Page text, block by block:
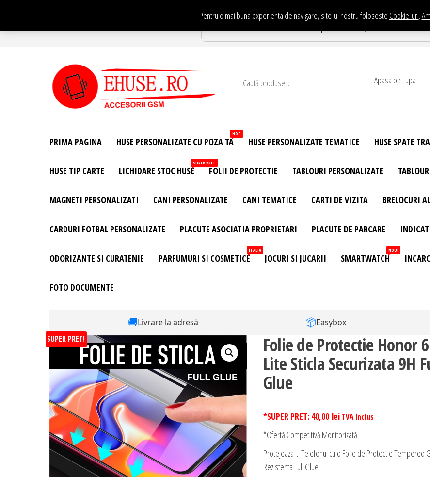
conținut
Pentru o mai buna experienta de navigare, site-ul nostru foloseste Cookie-uri.
Te asteptam in Showroom eHuse.ro
Site Oficial .
Huse
Personalizate
Huse
Personalizate
Telefon –
– Accesorii
Apasa pe Lupa
PRIMA PAGINA HUSE PERSONALIZATE CU POZA TA
HOT
HUSE PERSONALIZATE TEMATICE HUSE SPATE
HUSE TIP CARTE LICHIDARE STOC HUSE
SUPER PRET
FOLII DE PROTECTIE TABLOURI PERSONALIZATE
MAGNETI PERSONALIZATI CANI PERSONALIZATE CANI TEMATICE CARTI DE VIZITA BRELOCURI
CARDURI FOTBAL PERSONALIZATE PLACUTE ASOCIATIA PROPRIETARI PLACUTE DE PARCARE
ODORIZANTE SI CURATENIE PARFUMURI SI COSMETICE
ITALIA
JOCURI SI JUCARII SMARTWATCH
NOU!
FOTO DOCUMENTE
🚚Livrare la adresă 📦Easybox
SUPER PRET! Folie de Protectie Honor
Lite Sticla Securizata 9H
Glue
*SUPER PRET: 40,00 lei TVA Inclus
*Ofertă Competitivă Monitorizată
Protejeaza-ti Telefonul cu o Folie de Protectie Tempered
Rezistenta Full Glue.